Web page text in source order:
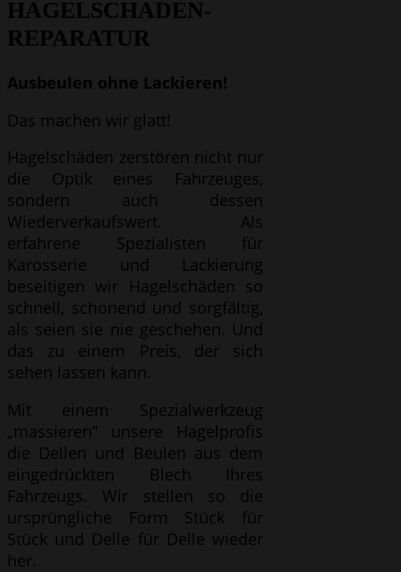
HAGELSCHADEN-
REPARATUR
Ausbeulen ohne Lackieren!
Das machen wir glatt!
Hagelschäden zerstören nicht nur
die Optik eines Fahrzeuges,
sondern auch dessen
Wiederverkaufswert. Als
erfahrene Spezialisten für
Karosserie und Lackierung
beseitigen wir Hagelschäden so
schnell, schonend und sorgfältig,
als seien sie nie geschehen. Und
das zu einem Preis, der sich
sehen lassen kann.
Mit einem Spezialwerkzeug
„massieren“ unsere Hagelprofis
die Dellen und Beulen aus dem
eingedrückten Blech Ihres
Fahrzeugs. Wir stellen so die
ursprüngliche Form Stück für
Stück und Delle für Delle wieder
her.